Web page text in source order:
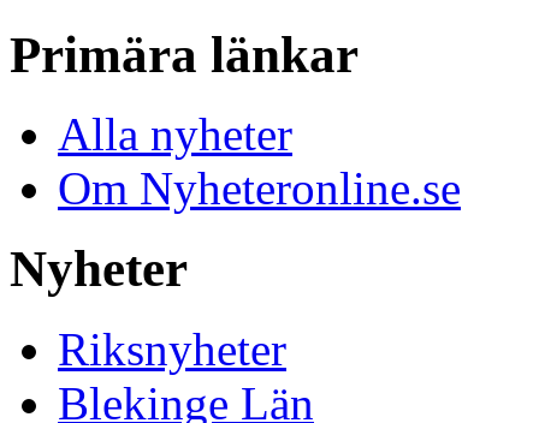
Primära länkar
Alla nyheter
Om Nyheteronline.se
Nyheter
Riksnyheter
Blekinge Län